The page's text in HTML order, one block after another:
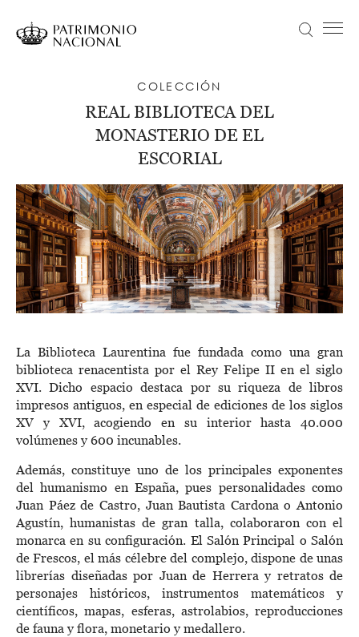
contenido
ACTUALIDAD
APRENDE
NOSOTROS
TRANSPARENCIA
ENTRADAS
Buscar
COLECCIÓN
REAL BIBLIOTECA DEL
MONASTERIO DE EL
ESCORIAL
La Biblioteca Laurentina fue fundada como una gran
biblioteca renacentista por el Rey Felipe II en el siglo
XVI. Dicho espacio destaca por su riqueza de libros
impresos antiguos, en especial de ediciones de los siglos
XV y XVI, acogiendo en su interior hasta 40.000
volúmenes y 600 incunables.
Además, constituye uno de los principales exponentes
del humanismo en España, pues personalidades como
Juan Páez de Castro, Juan Bautista Cardona o Antonio
Agustín, humanistas de gran talla, colaboraron con el
monarca en su configuración. El Salón Principal o Salón
de Frescos, el más célebre del complejo, dispone de unas
librerías diseñadas por Juan de Herrera y retratos de
personajes históricos, instrumentos matemáticos y
científicos, mapas, esferas, astrolabios, reproducciones
de fauna y flora, monetario y medallero.